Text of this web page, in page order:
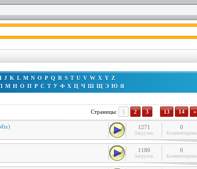
I J K L M N O P Q R S T U V W X Y Z
М Н О П Р С Т У Ф Х Ц Ч Ш Щ Э Ю Я
Страницы: 1 2 3 13 14 »
1271
Загрузок
0
Комментариев
1180
Загрузок
0
Комментариев